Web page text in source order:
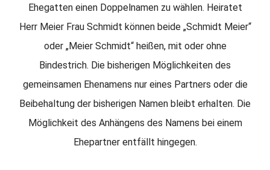
Ehegatten einen Doppelnamen zu wählen. Heiratet
Herr Meier Frau Schmidt können beide „Schmidt Meier“
oder „Meier Schmidt“ heißen, mit oder ohne
Bindestrich. Die bisherigen Möglichkeiten des
gemeinsamen Ehenamens nur eines Partners oder die
Beibehaltung der bisherigen Namen bleibt erhalten. Die
Möglichkeit des Anhängens des Namens bei einem
Ehepartner entfällt hingegen.